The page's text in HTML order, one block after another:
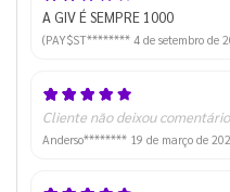
A GIV É SEMPRE 1000
(PAY$ST******** 4 de setembro de
Cliente não deixou
Anderso******** 19 de março de